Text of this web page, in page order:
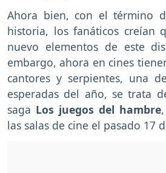
Ahora bien, con el término
historia, los fanáticos creían
nuevo elementos de este
embargo, ahora en cines
cantores y serpientes, una
esperadas del año, se trata
saga Los juegos del hambre
las salas de cine el pasado 17